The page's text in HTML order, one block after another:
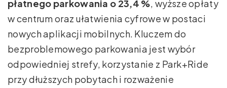
płatnego parkowania o 23,4 %, wyższe opłaty
w centrum oraz ułatwienia cyfrowe w postaci
nowych aplikacji mobilnych. Kluczem do
bezproblemowego parkowania jest wybór
odpowiedniej strefy, korzystanie z Park+Ride
przy dłuższych pobytach i rozważenie